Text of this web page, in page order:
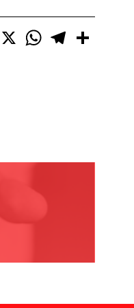
Facebook
X WhatsAppTelegram